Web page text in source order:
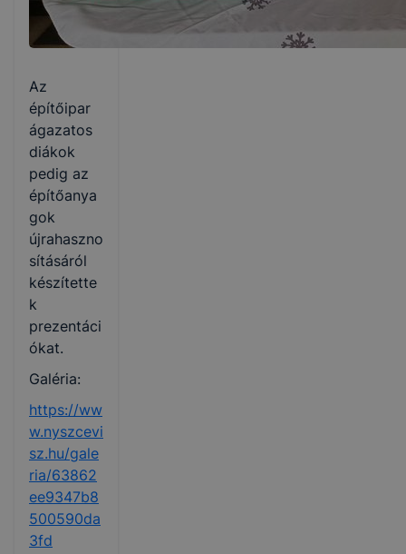
Az
építőipar
ágazatos
diákok
pedig az
építőanya
gok
újrahaszno
sításáról
készítette
k
prezentáci
ókat.
Galéria:
https://ww
w.nyszcevi
sz.hu/gale
ria/63862
ee9347b8
500590da
3fd